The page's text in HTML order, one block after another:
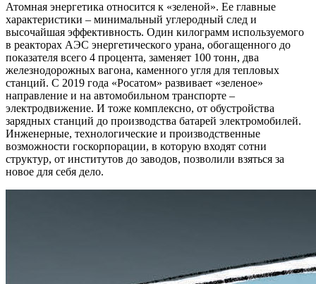
Атомная энергетика относится к «зеленой». Ее главные
характеристики – минимальный углеродный след и
высочайшая эффективность. Один килограмм используемого
в реакторах АЭС энергетического урана, обогащенного до
показателя всего 4 процента, заменяет 100 тонн, два
железнодорожных вагона, каменного угля для тепловых
станций. С 2019 года «Росатом» развивает «зеленое»
направление и на автомобильном транспорте –
электродвижение. И тоже комплексно, от обустройства
зарядных станций до производства батарей электромобилей.
Инженерные, технологические и производственные
возможности госкорпорации, в которую входят сотни
структур, от институтов до заводов, позволили взяться за
новое для себя дело.